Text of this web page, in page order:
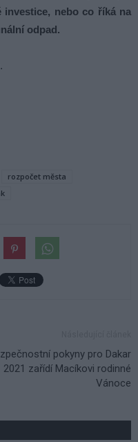
investice, nebo co říká na
odpad.
rozpočet města
pokyny pro Dakar
2021 zařídí Macíkovi rodinné
Vánoce